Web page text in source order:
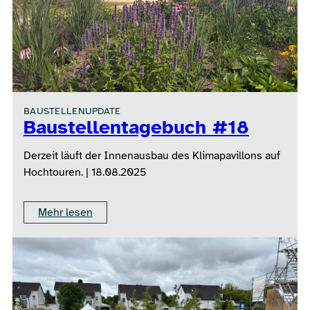
BAUSTELLENUPDATE
Baustellentagebuch #18
Derzeit läuft der Innenausbau des Klimapavillons auf
Hochtouren. | 18.08.2025
Mehr lesen